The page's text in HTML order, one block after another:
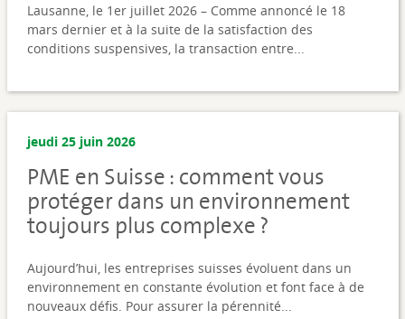
Lausanne, le 1er juillet 2026 – Comme annoncé le 18
mars dernier et à la suite de la satisfaction des
conditions suspensives, la transaction entre...
jeudi 25 juin 2026
PME en Suisse : comment vous
protéger dans un environnement
toujours plus complexe ?
Aujourd’hui, les entreprises suisses évoluent dans un
environnement en constante évolution et font face à de
nouveaux défis. Pour assurer la pérennité...